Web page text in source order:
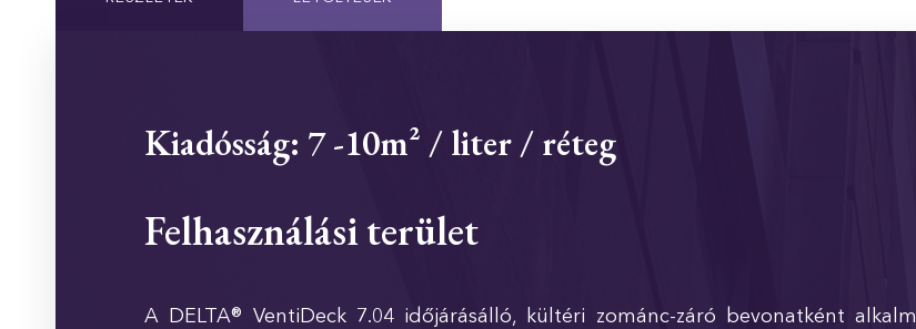
Kiadósság: 7 -10m² / liter / réteg
Felhasználási terület
A DELTA® VentiDeck 7.04 időjárásálló, kültéri zománc-záró bevonatként